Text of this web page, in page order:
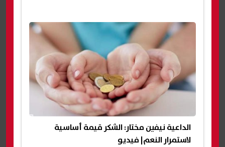
الداعية نيفين مختار: الشكر قيمة أساسية
لاستمرار النعم| فيديو